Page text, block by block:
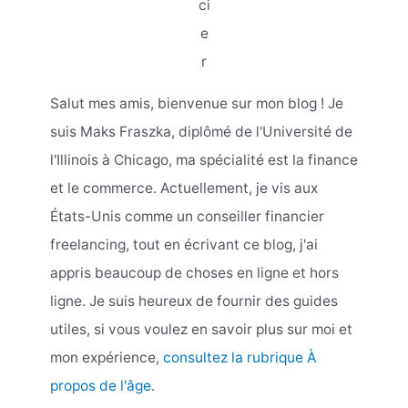
ci
e
r
Salut mes amis, bienvenue sur mon blog ! Je
suis Maks Fraszka, diplômé de l'Université de
l'Illinois à Chicago, ma spécialité est la finance
et le commerce. Actuellement, je vis aux
États-Unis comme un conseiller financier
freelancing, tout en écrivant ce blog, j'ai
appris beaucoup de choses en ligne et hors
ligne. Je suis heureux de fournir des guides
utiles, si vous voulez en savoir plus sur moi et
mon expérience, consultez la rubrique À
propos de l'âge.